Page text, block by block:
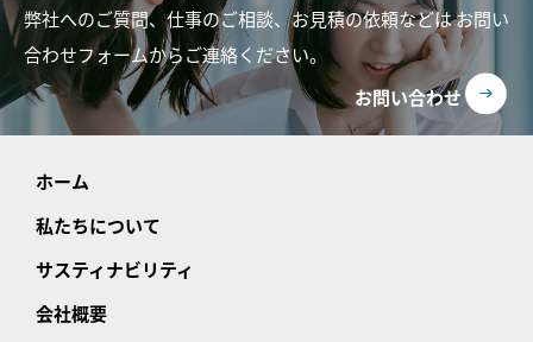
弊社へのご質問、仕事のご相談、お見積の依頼などはお問い
合わせフォームからご連絡ください。
お問い合わせ
ホーム
私たちについて
サスティナビリティ
会社概要